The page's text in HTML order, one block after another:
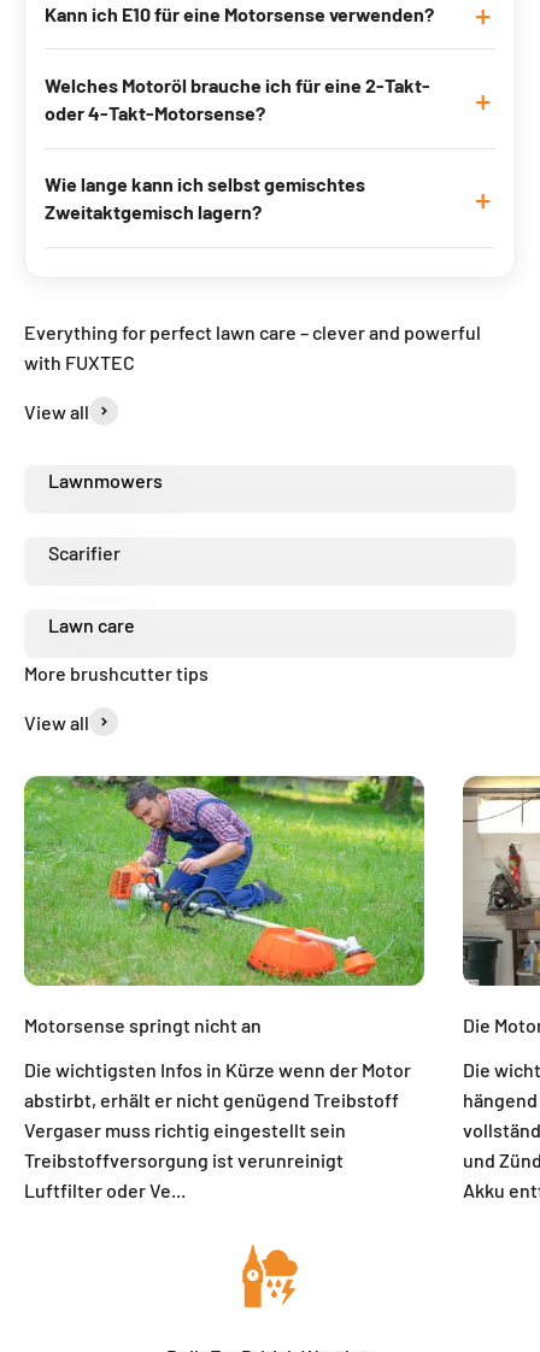
Kann ich E10 für eine Motorsense verwenden?
Welches Motoröl brauche ich für eine 2-Takt-
oder 4-Takt-Motorsense?
Wie lange kann ich selbst gemischtes
Zweitaktgemisch lagern?
Everything for perfect lawn care – clever and powerful
with FUXTEC
View all
Lawnmowers
Scarifier
Lawn care
More brushcutter tips
View all
Motorsense springt nicht an
Die wichtigsten Infos in Kürze wenn der Motor
abstirbt, erhält er nicht genügend Treibstoff
Vergaser muss richtig eingestellt sein
Treibstoffversorgung ist verunreinigt
Luftfilter oder Ve...
Die
Die
und
Akku